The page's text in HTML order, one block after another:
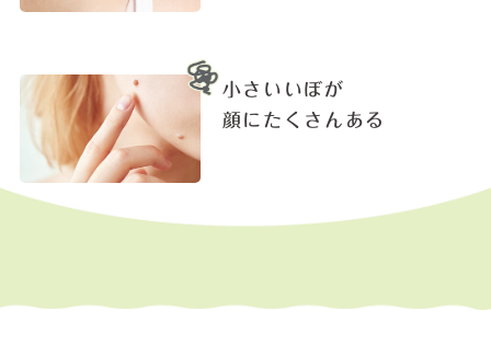
小さいいぼが
顔にたくさんある